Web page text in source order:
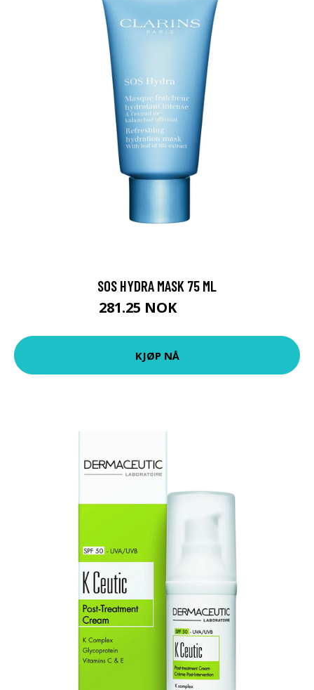
SOS HYDRA MASK 75 ML
281.25 NOK
KJØP NÅ